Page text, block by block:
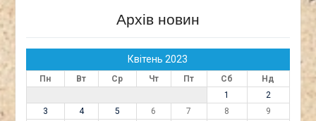
Архів новин
Квітень 2023
Пн Вт Ср Чт Пт Сб
Нд
1
2
3
4 5 6 7 8
9